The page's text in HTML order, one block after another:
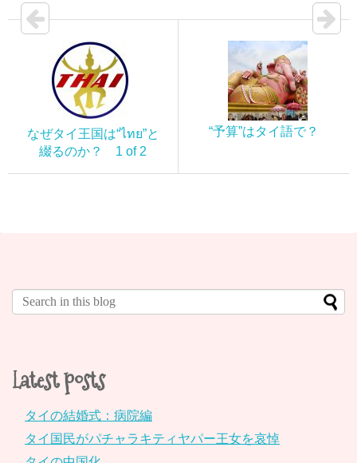
なぜタイ王国は“ไทย”と
綴るのか？ 1 of 2
“予算”はタイ語で？
Latest posts
タイの結婚式：病院編
タイ国民がパチャラキティヤパー王女を哀悼